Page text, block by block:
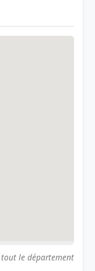
tout le département